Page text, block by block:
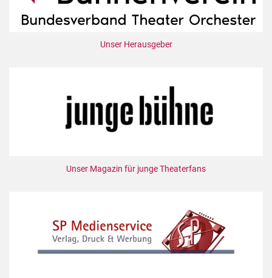
Unser Herausgeber
Unser Magazin für junge Theaterfans